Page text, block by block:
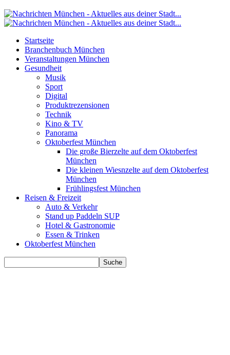
Startseite
Branchenbuch München
Veranstaltungen München
Gesundheit
Musik
Sport
Digital
Produktrezensionen
Technik
Kino & TV
Panorama
Oktoberfest München
Die große Bierzelte auf dem Oktoberfest
München
Die kleinen Wiesnzelte auf dem Oktoberfest
München
Frühlingsfest München
Reisen & Freizeit
Auto & Verkehr
Stand up Paddeln SUP
Hotel & Gastronomie
Essen & Trinken
Oktoberfest München